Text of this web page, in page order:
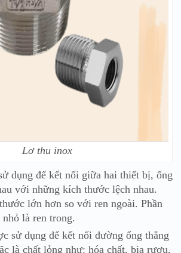
Lơ thu inox
dụng để kết nối giữa hai thiết bị, ống
với những kích thước lệch nhau.
lớn hơn so với ren ngoài. Phần
là ren trong.
sử dụng để kết nối đường ống thẳng
là chất lỏng như: hóa chất, bia rượu,